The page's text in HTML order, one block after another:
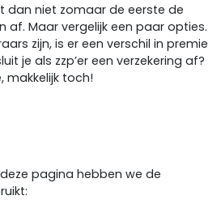
dan niet zomaar de eerste de
af. Maar vergelijk een paar opties.
zijn, is er een verschil in premie
je als zzp’er een verzekering af?
makkelijk toch!
pagina hebben we de